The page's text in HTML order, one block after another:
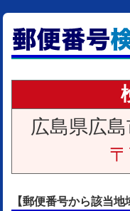
広島県広
【郵便番号から該当地